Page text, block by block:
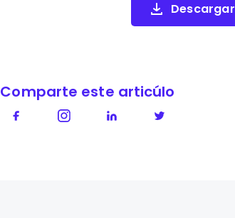
Descargar
Comparte este articúlo